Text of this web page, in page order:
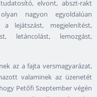
elvont, abszt-rakt
nagyon egyoldalúan
lejátszást, megjelenítést,
letáncolást, lemozgást,
az a fajta versmagyarázat,
valaminek az üzenetét
Petőfi Szeptember végén